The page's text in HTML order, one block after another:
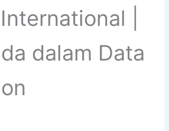
|
dalam Data